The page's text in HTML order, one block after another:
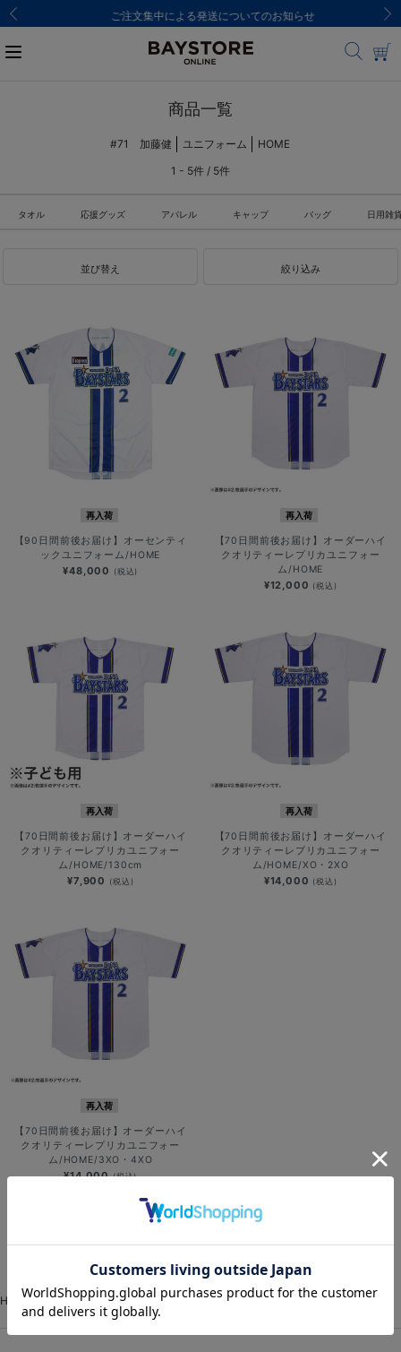
ご注文集中による発送についてのお知らせ
商品一覧
#71 加藤健 ユニフォーム
HOME
1 - 5件 / 5件
タオル 応援グッズ アパレル キャップ バッグ 日用雑
並び替え 絞り込み
再入荷
【90日間前後お届け】オーセンティ
ックユニフォーム/HOME
¥48,000 (税込)
再入荷
【70日間前後お届け】オーダーハイ
クオリティーレプリカユニフォー
ム/HOME
¥12,000 (税込)
再入荷
【70日間前後お届け】オーダーハイ
クオリティーレプリカユニフォー
ム/HOME/130cm
¥7,900 (税込)
再入荷
【70日間前後お届け】オーダーハイ
クオリティーレプリカユニフォー
ム/HOME/XO・2XO
¥14,000 (税込)
再入荷
【70日間前後お届け】オーダーハイ
クオリティーレプリカユニフォー
ム/HOME/3XO・4XO
¥14,000(税込)
HOME VISITOR イベントユニフォーム 圧着シート